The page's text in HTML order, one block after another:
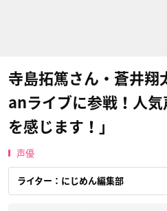
寺島拓篤さん・蒼井翔
anライブに参戦！人
を感じます！」
声優
ライター：にじめん編集部